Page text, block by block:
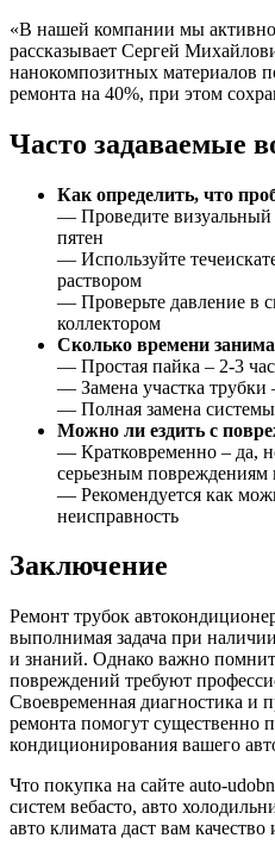
«В нашей компании мы
рассказывает Сергей
нанокомпозитных материалов
ремонта на 40%, при этом
Часто задаваемые
Как определить, что
— Проведите визуальный
пятен
— Используйте
раствором
— Проверьте давление в
коллектором
Сколько времени
— Простая пайка – 2-3
— Замена участка трубки
— Полная замена
Можно ли ездить с
— Кратковременно – да,
серьезным повреждениям
— Рекомендуется как
неисправность
Заключение
Ремонт трубок
выполнимая задача при
и знаний. Однако важно
повреждений требуют
Своевременная диагностика и
ремонта помогут существенно
кондиционирования вашего
Что покупка на сайте auto-
систем вебасто, авто
авто климата даст вам